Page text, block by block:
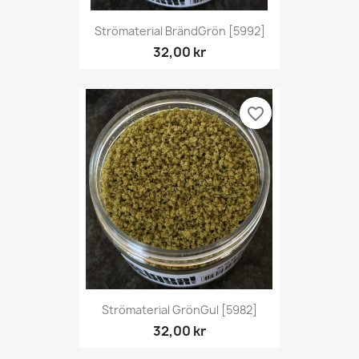
Strömaterial BrändGrön [5992]
32,00 kr
Strömaterial GrönGul [5982]
32,00 kr
favorite_border